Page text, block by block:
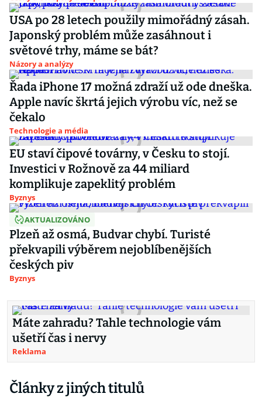
USA po 28 letech použily mimořádný zásah.
Japonský problém může zasáhnout i
světové trhy, máme se bát?
Názory a analýzy
Řada iPhone 17 možná zdraží už ode dneška.
Apple navíc škrtá jejich výrobu víc, než se
čekalo
Technologie a média
EU staví čipové továrny, v Česku to stojí.
Investici v Rožnově za 44 miliard
komplikuje zapeklitý problém
Byznys
AKTUALIZOVÁNO
Plzeň až osmá, Budvar chybí. Turisté
překvapili výběrem nejoblíbenějších
českých piv
Byznys
Máte zahradu? Tahle technologie vám
ušetří čas i nervy
Reklama
Články z jiných titulů